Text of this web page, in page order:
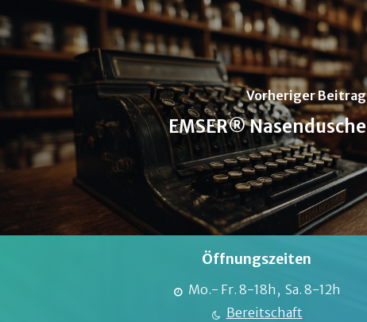
Vorheriger Beitrag
EMSER® Nasendusche
Öffnungszeiten
Mo.- Fr. 8-18h, Sa. 8-12h
Bereitschaft